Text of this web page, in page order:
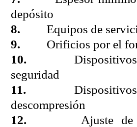
depósito
8. Equipos de
9. Orificios por el
10. Dispositivos
seguridad
11. Dispositivos
descompresión
12. Ajuste de